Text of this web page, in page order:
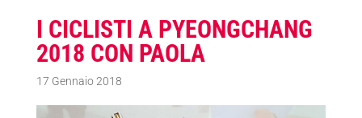
I CICLISTI A PYEONGCHANG
2018 CON PAOLA
17 Gennaio 2018